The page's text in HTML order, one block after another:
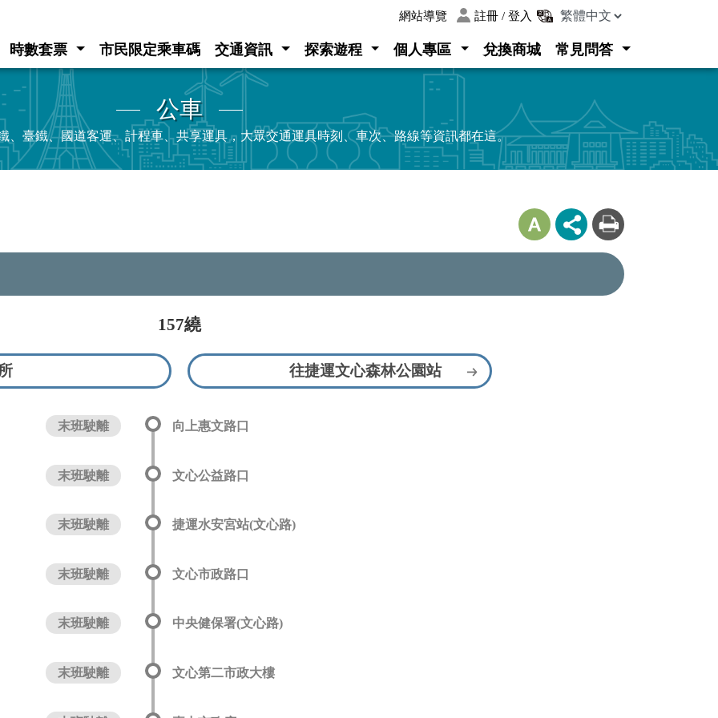
網站導覽 註冊 / 登入
時數套票 市民限定乘車碼 交通資訊 探索遊程 個人專區 兌換商城 常見問答
公車
、臺鐵、國道客運、計程車、共享運具，大眾交通運具時刻、車次、路線等資訊都在這。
157繞
往捷運文心森林公園站
末班駛離 向上惠文路口
末班駛離 文心公益路口
末班駛離 捷運水安宮站(文心路)
末班駛離 文心市政路口
末班駛離 中央健保署(文心路)
末班駛離 文心第二市政大樓